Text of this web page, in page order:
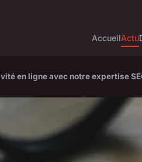
AccueilActu
en ligne avec notre expertise